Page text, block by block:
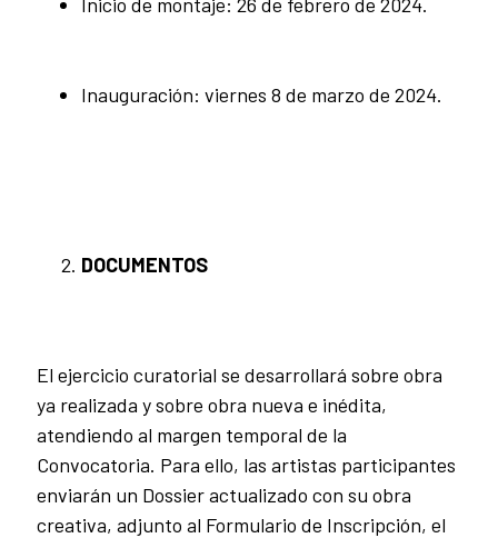
Inauguración: viernes 8 de marzo de 2024.
DOCUMENTOS
El ejercicio curatorial se desarrollará sobre obra
ya realizada y sobre obra nueva e inédita,
atendiendo al margen temporal de la
Convocatoria. Para ello, las artistas participantes
enviarán un Dossier actualizado con su obra
creativa, adjunto al Formulario de Inscripción, el